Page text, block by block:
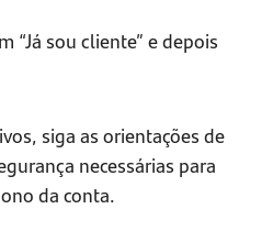
“Já sou cliente” e depois
siga as orientações de
necessárias para
da conta.